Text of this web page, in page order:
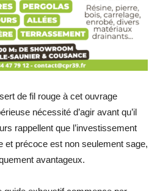
de fil rouge à cet ouvrage
nécessité d’agir avant qu’il
rappellent que l’investissement
et précoce est non seulement sage,
avantageux.